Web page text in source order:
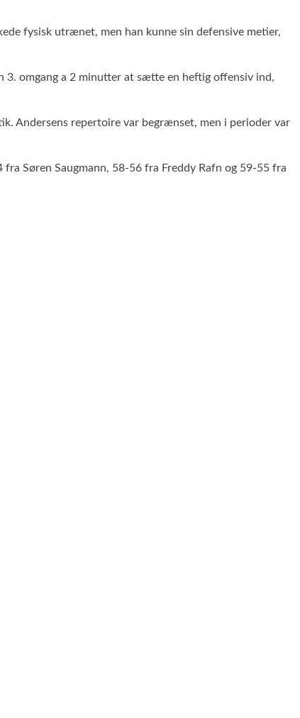
fysisk utrænet, men han kunne sin defensive metier,
3. omgang a 2 minutter at sætte en heftig offensiv ind,
Andersens repertoire var begrænset, men i perioder var
Søren Saugmann, 58-56 fra Freddy Rafn og 59-55 fra